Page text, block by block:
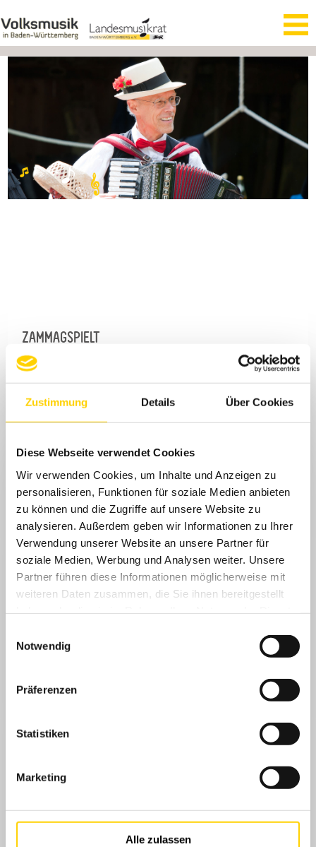
Zustimmung Details Über Cookies
Diese Webseite verwendet Cookies
Wir verwenden Cookies, um Inhalte und Anzeigen zu
personalisieren, Funktionen für soziale Medien anbieten
zu können und die Zugriffe auf unsere Website zu
analysieren. Außerdem geben wir Informationen zu Ihrer
Verwendung unserer Website an unsere Partner für
soziale Medien, Werbung und Analysen weiter. Unsere
Partner führen diese Informationen möglicherweise mit
weiteren Daten zusammen, die Sie ihnen bereitgestellt
Notwendig
Präferenzen
Statistiken
Marketing
Alle zulassen
ZAMMAGSPIELT
2026-06-26
TRADITIONELL
Volksmusik mit ihren traditionellen Weisen und Tänzen aus den
Regionen Baden- Württembergs verbindet Menschen durch die
ansteckende Spielfreude, die von ihr ausgeht.